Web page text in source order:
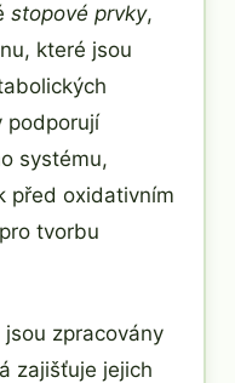
stopové prvky,
které jsou
podporují
systému,
před oxidativním
tvorbu
jsou zpracovány
zajišťuje jejich